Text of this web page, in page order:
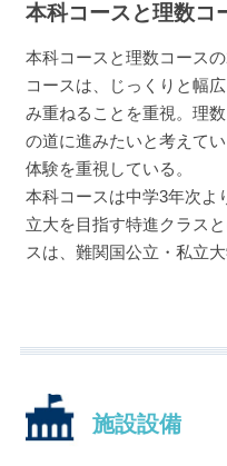
本科コースと理数コ
本科コースと理数コース
コースは、じっくりと幅
み重ねることを重視。理
の道に進みたいと考えて
体験を重視している。
本科コースは中学3年次よ
立大を目指す特進クラス
スは、難関国公立・私立
施設設備